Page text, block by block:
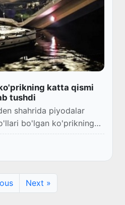
katta qismi
tushdi
shahrida piyodalar
bo'lgan ko'prikning
qulab tushdi, deb
Bild gazetasi
Next »